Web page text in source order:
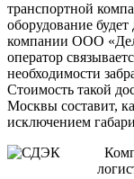
транспортной
оборудование
компании ООО
оператор
необходимости
Стоимость такой
Москвы составит,
исключением